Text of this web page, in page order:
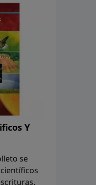
Y
se